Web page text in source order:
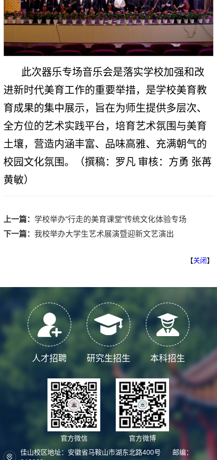
此次器乐专场音乐会是落实学校加强和改
进新时代美育工作的重要举措，是学校美育教
育成果的集中展示，旨在为师生提供多层次、
全方位的艺术实践平台，培育艺术氛围与美育
土壤，营造内涵丰富、品味高雅、充满朝气的
校园文化氛围。（撰稿：罗凡 审核：方勇 张苒
黄敏）
上一篇： 学校举办“行走的美育课堂”传统文化体验专场
下一篇： 我校举办大学生艺术展演暨迎新文艺演出
【关闭】
本科招生
研究生招生
人才招聘
官方微信
官方微博
佳山校区地址：安徽省马鞍山市湖东北路400号 邮编：